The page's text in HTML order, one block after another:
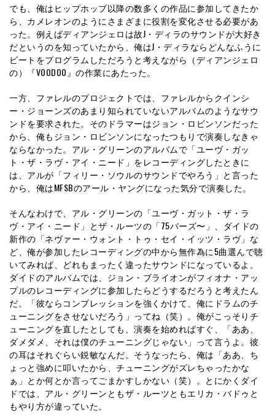
でも、俺はヒップホップ以降の数多くの作品に参加してきたか
ら、カメレオンのようにさまざまに役割を変化させる必要があ
った。例えばディアンジェロは故J・ディラのサウンドが大好き
だというのを知っていたから、俺はJ・ディラならどんなふうに
ビートをプログラムしただろうと考えながら（ディアンジェロ
の）『VOODOO』の作業にあたった。
一方、ファレルのプロジェクトでは、ファレルからクインシ
ー・ジョーンズのあまり知られていないアルバムのようなサウ
ンドを要求された。そのドラマーはジョン・ロビンソンだった
から、俺もジョン・ロビンソンになったつもりで演奏しなきゃ
ならなかった。アル・グリーンのアルバムで「ユーヴ・ガッ
ト・ザ・ラヴ・アイ・ニード」をレコーディングしたときに
は、アルが「フィリー・ソウルのサウンドでやろう」と言った
から、俺はMFSBのアール・ヤングになった気分で演奏した。
そんなわけで、アル・グリーンの「ユーヴ・ガット・ザ・ラ
ヴ・アイ・ニード」とザ・ルーツの「75バーズ〜」、ダイドの
新作の「ネヴァー・ウォント・トゥ・セイ・イッツ・ラヴ」な
ど、俺が参加したレコーディングの中から無作為に5曲選んで聴
いてみれば、どれもまったく違ったサウンドになっているよ。
ダイドのアルバムでは、ジョン・ブライオンがフィオナ・アッ
プルのレコーディングに参加したらどうするだろうと考えたん
だ。「彼ならコンプレッションを強くかけて、俺にドラムのチ
ューニングをさせないだろう」ってね（笑）。俺がこっそりチ
ューニングを直したとしても、演奏を始めればすぐ、「ああ、
ダメダメ、それは僕のチューニングじゃない」って言うよ。彼
の耳はそれぐらい鋭敏なんだ。そうなったら、俺は「ああ、ち
ょっと強めに叩いたから、チューニングがズレちゃったかな
ぁ」とか何とか言ってごまかすしかない（笑）。とにかくダイ
ドでは、アル・グリーンともザ・ルーツともエリカ・バドゥと
もやり方が違っていた。